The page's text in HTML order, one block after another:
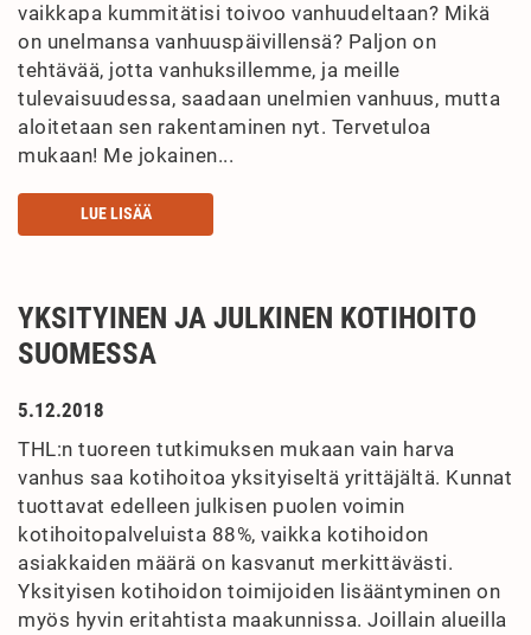
vaikkapa kummitätisi toivoo vanhuudeltaan? Mikä
on unelmansa vanhuuspäivillensä? Paljon on
tehtävää, jotta vanhuksillemme, ja meille
tulevaisuudessa, saadaan unelmien vanhuus, mutta
aloitetaan sen rakentaminen nyt. Tervetuloa
mukaan! Me jokainen...
LUE LISÄÄ
YKSITYINEN JA JULKINEN KOTIHOITO
SUOMESSA
5.12.2018
THL:n tuoreen tutkimuksen mukaan vain harva
vanhus saa kotihoitoa yksityiseltä yrittäjältä. Kunnat
tuottavat edelleen julkisen puolen voimin
kotihoitopalveluista 88%, vaikka kotihoidon
asiakkaiden määrä on kasvanut merkittävästi.
Yksityisen kotihoidon toimijoiden lisääntyminen on
myös hyvin eritahtista maakunnissa. Joillain alueilla